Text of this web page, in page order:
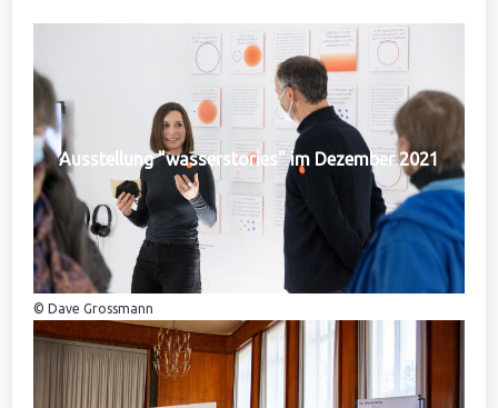
Ausstellung "wasserstories" im Dezember 2021
© Dave Grossmann